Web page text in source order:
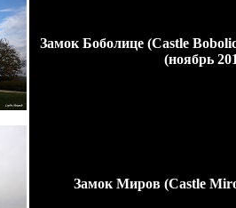
Замок Боболице (Castle
(ноябрь
Замок Миров (Castle